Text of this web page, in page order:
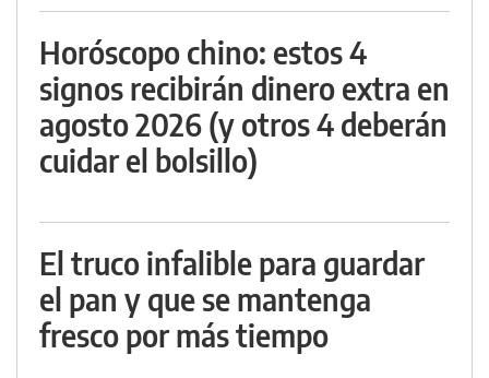
Horóscopo chino: estos 4
signos recibirán dinero extra en
agosto 2026 (y otros 4 deberán
cuidar el bolsillo)
El truco infalible para guardar
el pan y que se mantenga
fresco por más tiempo